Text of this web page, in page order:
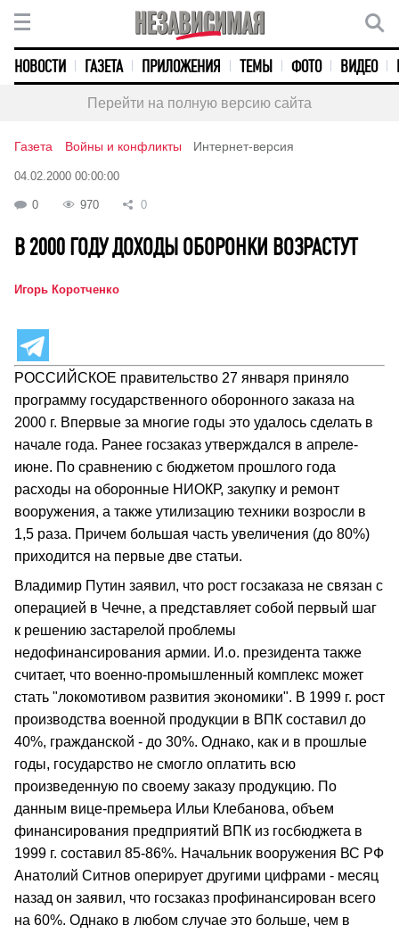
НОВОСТИ ГАЗЕТА ПРИЛОЖЕНИЯ ТЕМЫ ФОТО ВИДЕО
Перейти на полную версию сайта
Газета Войны и конфликты Интернет-версия
04.02.2000 00:00:00
0 970 0
В 2000 ГОДУ ДОХОДЫ ОБОРОНКИ ВОЗРАСТУТ
Игорь Коротченко
РОССИЙСКОЕ правительство 27 января приняло
программу государственного оборонного заказа на
2000 г. Впервые за многие годы это удалось сделать в
начале года. Ранее госзаказ утверждался в апреле-
июне. По сравнению с бюджетом прошлого года
расходы на оборонные НИОКР, закупку и ремонт
вооружения, а также утилизацию техники возросли в
1,5 раза. Причем большая часть увеличения (до 80%)
приходится на первые две статьи.
Владимир Путин заявил, что рост госзаказа не связан с
операцией в Чечне, а представляет собой первый шаг
к решению застарелой проблемы
недофинансирования армии. И.о. президента также
считает, что военно-промышленный комплекс может
стать "локомотивом развития экономики". В 1999 г. рост
производства военной продукции в ВПК составил до
40%, гражданской - до 30%. Однако, как и в прошлые
годы, государство не смогло оплатить всю
произведенную по своему заказу продукцию. По
данным вице-премьера Ильи Клебанова, объем
финансирования предприятий ВПК из госбюджета в
1999 г. составил 85-86%. Начальник вооружения ВС РФ
Анатолий Ситнов оперирует другими цифрами - месяц
назад он заявил, что госзаказ профинансирован всего
на 60%. Однако в любом случае это больше, чем в